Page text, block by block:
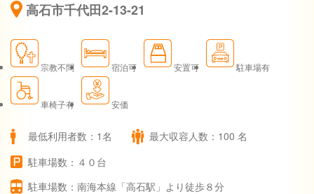
高石市千代田2-13-21
宗教不問 宿泊可 安置可 駐車場有
車椅子有 安価
最低利用者数：1名
最大収容人数：100 名
駐車場数：４０台
駐車場数：南海本線「高石駅」より徒歩８分